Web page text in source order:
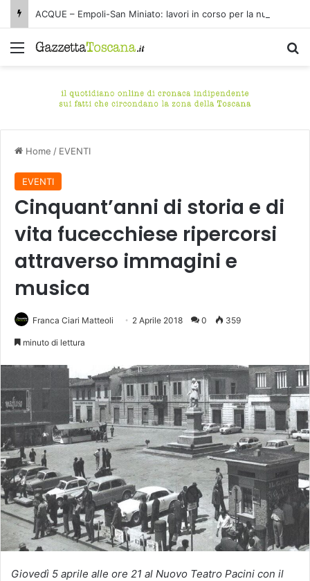
Menu
Home / EVENTI
EVENTI
Cinquant’anni di storia e di
vita fucecchiese ripercorsi
attraverso immagini e
musica
Franca Ciari Matteoli 2 Aprile 2018 0 359
minuto di lettura
Giovedì 5 aprile alle ore 21 al Nuovo Teatro Pacini con il